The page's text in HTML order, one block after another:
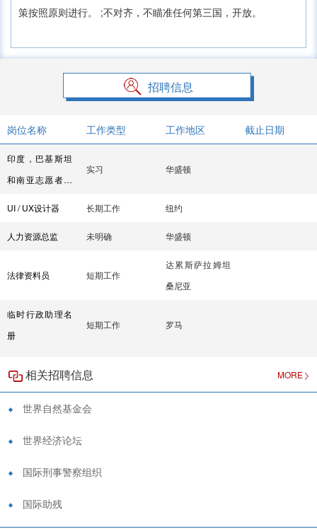
策按照原则进行。 ;不对齐，不瞄准任何第三国，开放。
招聘信息
岗位名称 工作类型 工作地区 截止日期
印度，巴基斯坦
和南亚志愿者实
实习 华盛顿
UI / UX设计器 长期工作 纽约
人力资源总监 未明确 华盛顿
法律资料员 短期工作
达累斯萨拉姆坦
桑尼亚
临时行政助理名
册
短期工作 罗马
相关招聘信息 MORE
世界自然基金会
世界经济论坛
国际刑事警察组织
国际助残